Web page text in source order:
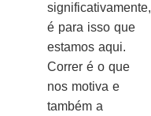
significativamente,
é para isso que
estamos aqui.
Correr é o que
nos motiva e
também a